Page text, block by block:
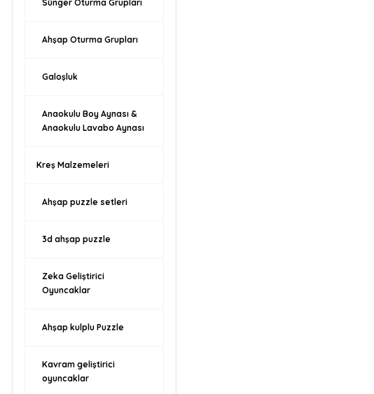
Sünger Oturma Grupları
Ahşap Oturma Grupları
Galoşluk
Anaokulu Boy Aynası &
Anaokulu Lavabo Aynası
Kreş Malzemeleri
Ahşap puzzle setleri
3d ahşap puzzle
Zeka Geliştirici
Oyuncaklar
Ahşap kulplu Puzzle
Kavram geliştirici
oyuncaklar